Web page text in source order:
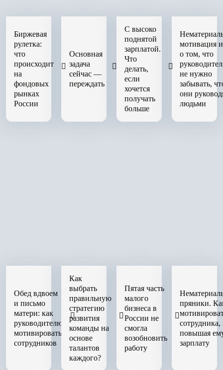
Биржевая
рулетка:
что
происходит
на
фондовых
рынках
России
Основная
задача
сейчас —
переждать
С высоко
поднятой
зарплатой.
Что
делать,
если
хочется
получать
больше
мотивация
о том, что
не нужно
забывать,
они
людьми
Обед вдвоем
и письмо
матери: как
руководителю
мотивировать
сотрудников
Как
выбрать
правильную
стратегию
развития
команды на
основе
талантов
каждого?
Пятая часть
малого
бизнеса в
России не
смогла
возобновить
работу
пряники.
сотрудника,
повышая
зарплату